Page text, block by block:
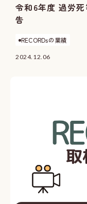
令和6年度 過労
告
RECORDsの業績
2024.12.06